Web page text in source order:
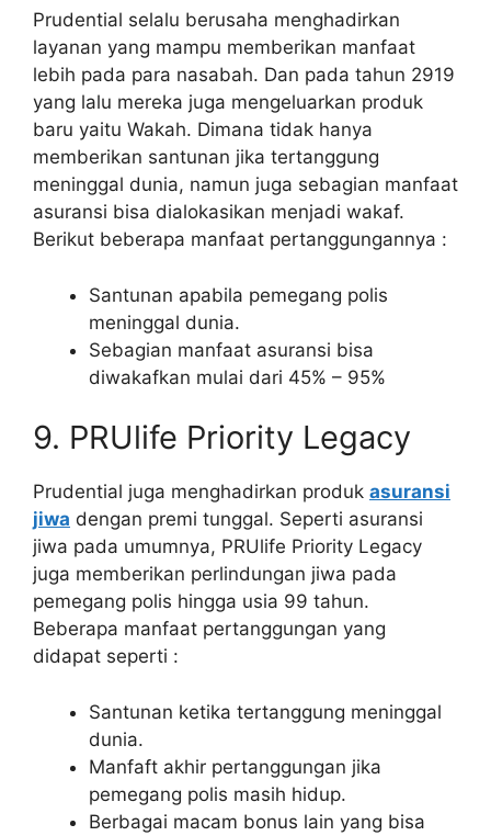
Prudential selalu berusaha menghadirkan
layanan yang mampu memberikan manfaat
lebih pada para nasabah. Dan pada tahun 2919
yang lalu mereka juga mengeluarkan produk
baru yaitu Wakah. Dimana tidak hanya
memberikan santunan jika tertanggung
meninggal dunia, namun juga sebagian manfaat
asuransi bisa dialokasikan menjadi wakaf.
Berikut beberapa manfaat pertanggungannya :
Santunan apabila pemegang polis
meninggal dunia.
Sebagian manfaat asuransi bisa
diwakafkan mulai dari 45% – 95%
9. PRUlife Priority Legacy
Prudential juga menghadirkan produk asuransi
jiwa dengan premi tunggal. Seperti asuransi
jiwa pada umumnya, PRUlife Priority Legacy
juga memberikan perlindungan jiwa pada
pemegang polis hingga usia 99 tahun.
Beberapa manfaat pertanggungan yang
didapat seperti :
Santunan ketika tertanggung meninggal
dunia.
Manfaft akhir pertanggungan jika
pemegang polis masih hidup.
Berbagai macam bonus lain yang bisa